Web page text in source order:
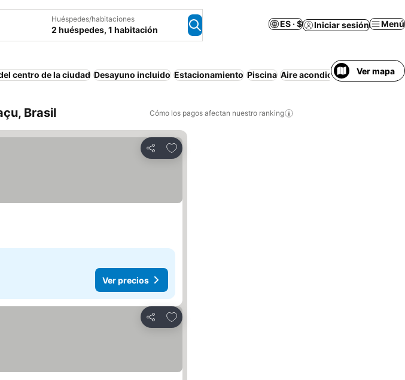
Huéspedes/habitaciones
2 huéspedes, 1 habitación
ES · $ Iniciar sesión Menú
centro de la ciudad Desayuno incluido Estacionamiento Piscina Aire acondicionado Wifi
Ver mapa
Brasil Cómo los pagos afectan nuestro ranking
Compartir
Agregar a favoritos
Ver precios
Compartir
Agregar a favoritos